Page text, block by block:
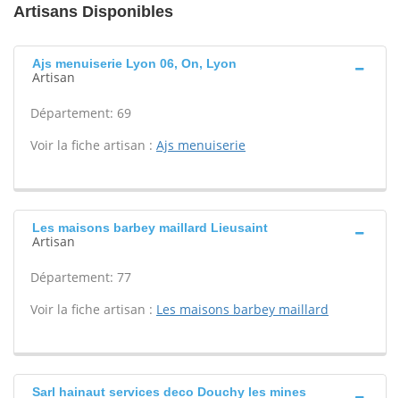
Artisans Disponibles
Ajs menuiserie Lyon 06, On, Lyon
Artisan
Département: 69
Voir la fiche artisan : Ajs menuiserie
Les maisons barbey maillard Lieusaint
Artisan
Département: 77
Voir la fiche artisan : Les maisons barbey maillard
Sarl hainaut services deco Douchy les mines